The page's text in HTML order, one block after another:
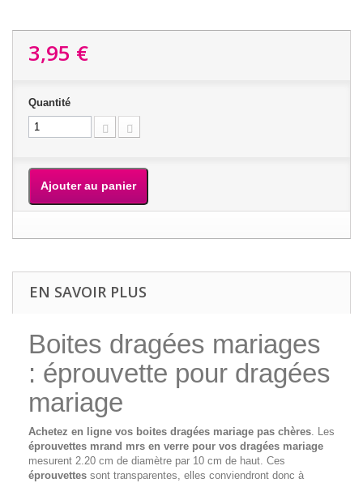
3,95 €
Quantité
Ajouter au panier
EN SAVOIR PLUS
Boites dragées mariages
: éprouvette pour dragées
mariage
Achetez en ligne vos boites dragées mariage pas chères. Les
éprouvettes mrand mrs en verre pour vos dragées mariage
mesurent 2.20 cm de diamètre par 10 cm de haut. Ces
éprouvettes sont transparentes, elles conviendront donc à